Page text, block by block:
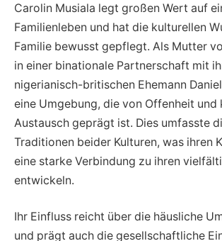
Carolin Musiala legt großen Wert auf
Familienleben und hat die kulturellen
Familie bewusst gepflegt. Als Mutter
in einer binationale Partnerschaft mit
nigerianisch-britischen Ehemann
eine Umgebung, die von Offenheit und
Austausch geprägt ist. Dies umfasste
Traditionen beider Kulturen, was ihren
eine starke Verbindung zu ihren
entwickeln.
Ihr Einfluss reicht über die häusliche
und prägt auch die gesellschaftliche